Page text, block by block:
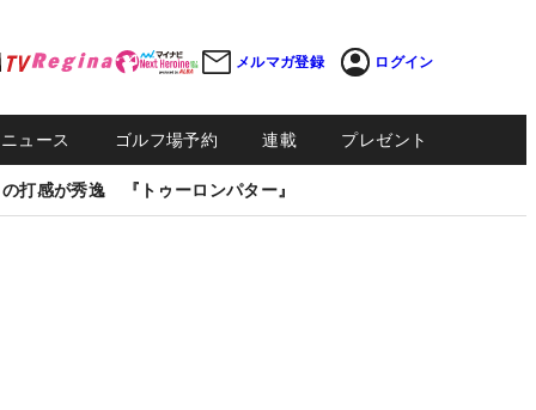
メルマガ登録 ログイン
ュース ゴルフ場予約 連載 プレゼント
打感が秀逸 『トゥーロンパター』